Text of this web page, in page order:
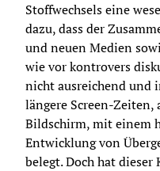
Stoffwechsels eine
dazu, dass der
und neuen Medien
wie vor kontrovers
nicht ausreichend und
längere Screen-
Bildschirm, mit einem
Entwicklung von
belegt. Doch hat